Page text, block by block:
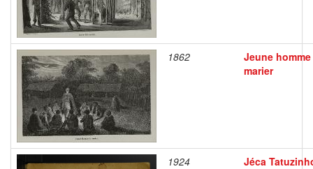
1862
Jeune homme
marier
1924 Jéca